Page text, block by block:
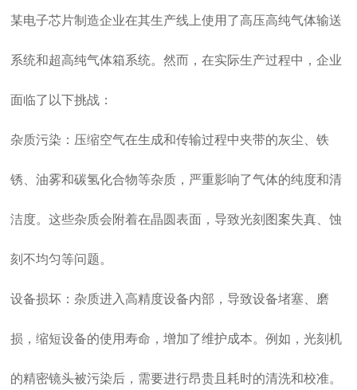
某电子芯片制造企业在其生产线上使用了高压高纯气体输送
系统和超高纯气体箱系统。然而，在实际生产过程中，企业
面临了以下挑战：
杂质污染：压缩空气在生成和传输过程中夹带的灰尘、铁
锈、油雾和碳氢化合物等杂质，严重影响了气体的纯度和清
洁度。这些杂质会附着在晶圆表面，导致光刻图案失真、蚀
刻不均匀等问题。
设备损坏：杂质进入高精度设备内部，导致设备堵塞、磨
损，缩短设备的使用寿命，增加了维护成本。例如，光刻机
的精密镜头被污染后，需要进行昂贵且耗时的清洗和校准。